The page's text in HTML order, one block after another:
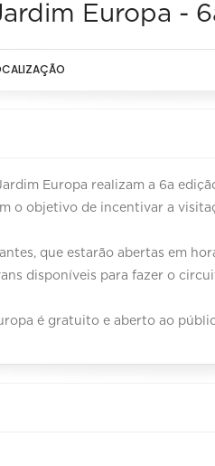
Europa -
Europa realizam a 6a
o objetivo de incentivar a
que estarão abertas em
disponíveis para fazer o
é gratuito e aberto ao